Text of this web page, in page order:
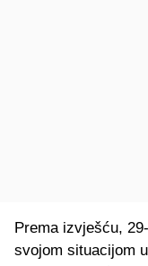
Prema izvješću,
svojom situacijom